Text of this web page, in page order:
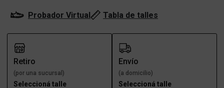
Probador Virtual Tabla de talles
Retiro
(por una sucursal)
Seleccioná talle
Envío
(a domicilio)
Seleccioná talle